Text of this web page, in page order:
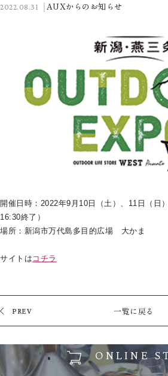
2022.08.31 AUXからのお知らせ
開催日時：2022年9月10日（土）、11日（
16:30終了）
場所：新潟市万代島多目的広場 大かま
サイトは コチラ
PREV 一覧に戻る
ONLINE